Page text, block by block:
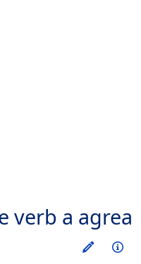
verb a agrea
Train